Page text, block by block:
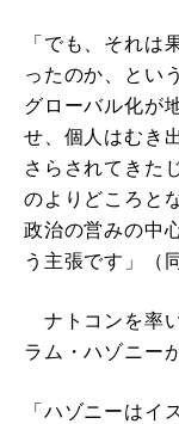
「でも、それは
ったのか、とい
グローバル化が
せ、個人はむき
さらされてきた
のよりどころと
政治の営みの中
う主張です」（同
ナトコンを率
ラム・ハゾニー
「ハゾニーはイ